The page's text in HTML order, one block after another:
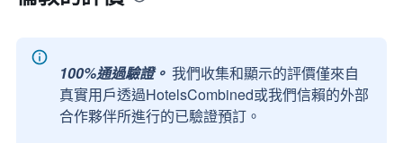
100%通過驗證。 我們收集和顯示的評價僅來自
真實用戶透過HotelsCombined或我們信賴的外部
合作夥伴所進行的已驗證預訂。